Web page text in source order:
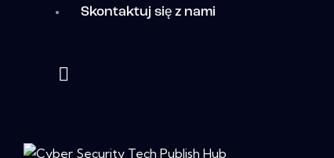
Skontaktuj się z nami